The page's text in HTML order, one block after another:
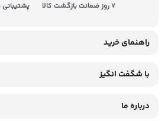
7 روز ضمانت بازگشت کالا
راهنمای خرید
با شگفت انگیز
درباره ما